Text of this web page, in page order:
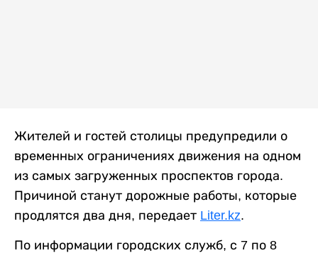
Жителей и гостей столицы предупредили о
временных ограничениях движения на одном
из самых загруженных проспектов города.
Причиной станут дорожные работы, которые
продлятся два дня, передает Liter.kz.
По информации городских служб, с 7 по 8